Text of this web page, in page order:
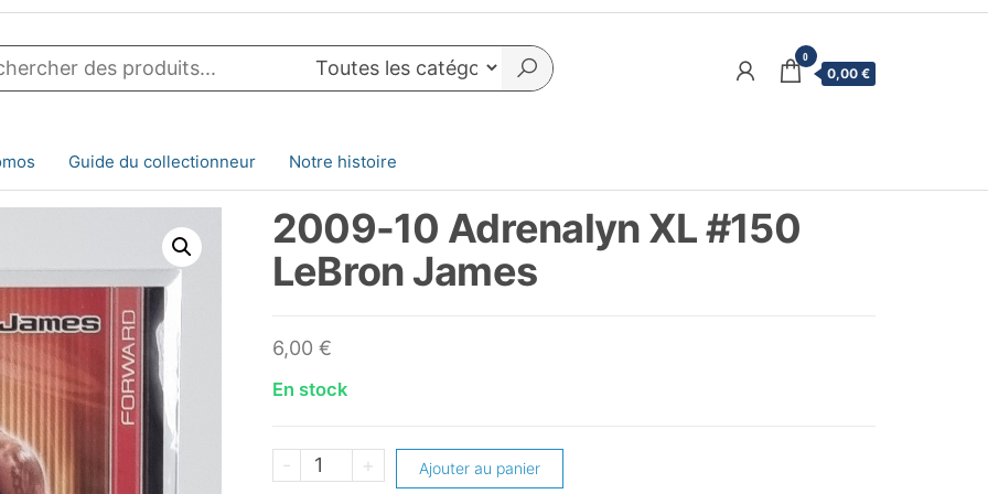
0
0,00 €
Guide du collectionneur Notre histoire
2009-10 Adrenalyn XL #150
LeBron James
6,00 €
En stock
-
quantité
+ Ajouter au panier